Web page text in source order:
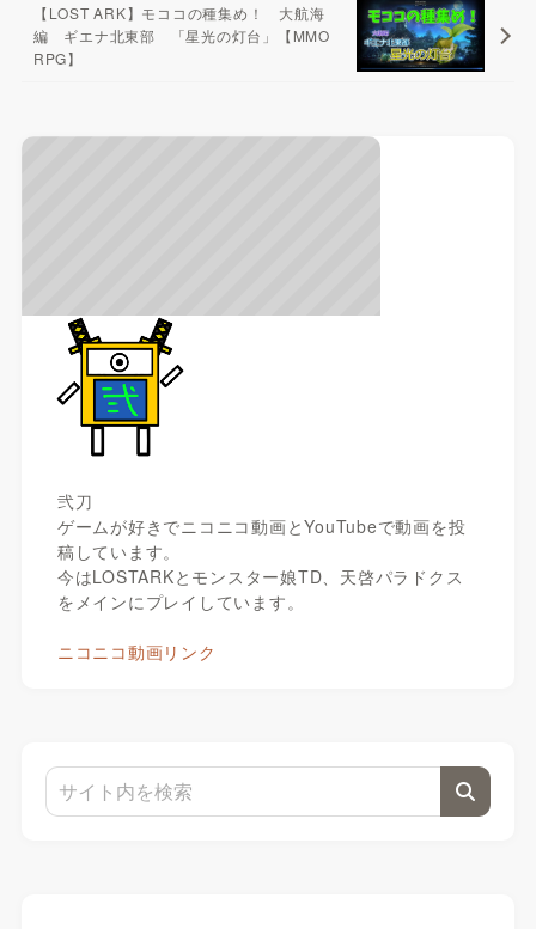
【LOST ARK】モココの種集め！ 大航海
編 ギエナ北東部 「星光の灯台」【MMO
RPG】
弐刀
ゲームが好きでニコニコ動画とYouTubeで動画を投
稿しています。
今はLOSTARKとモンスター娘TD、天啓パラドクス
をメインにプレイしています。
ニコニコ動画リンク